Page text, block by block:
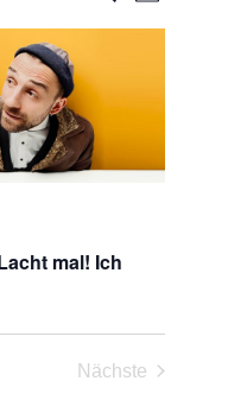
Suche
mal! Ich
Nächste